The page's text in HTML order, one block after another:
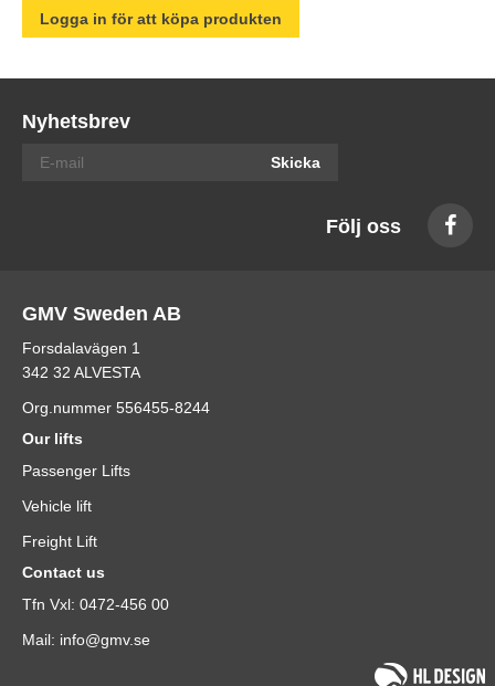
Logga in för att köpa produkten
Nyhetsbrev
Skicka
Följ oss
GMV Sweden AB
Forsdalavägen 1
342 32 ALVESTA
Org.nummer 556455-8244
Our lifts
Passenger Lifts
Vehicle lift
Freight Lift
Contact us
Tfn Vxl: 0472-456 00
Mail: info@gmv.se